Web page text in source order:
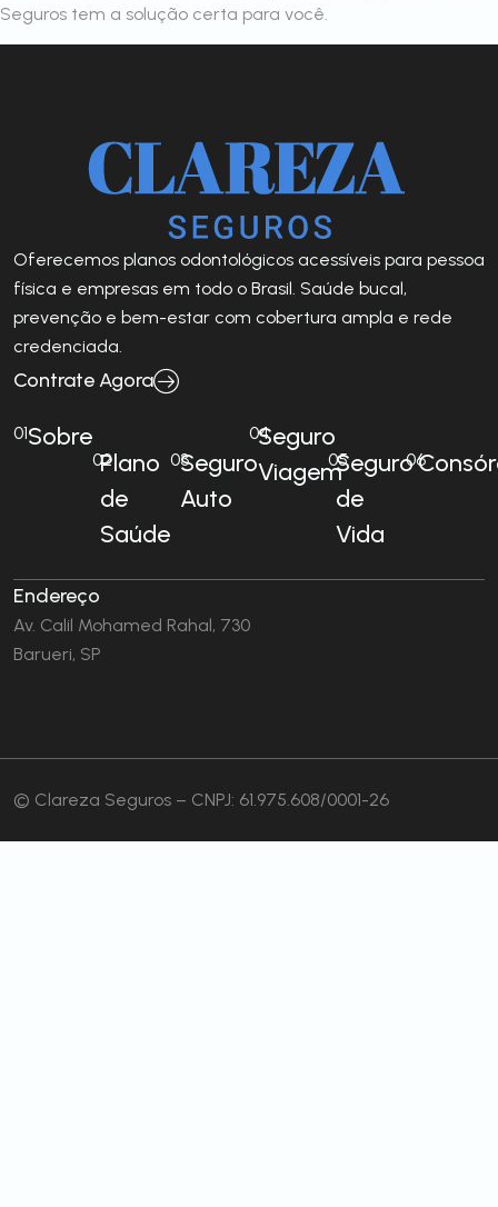
Seguros tem a solução certa para você.
Oferecemos planos odontológicos acessíveis para pessoa
física e empresas em todo o Brasil. Saúde bucal,
prevenção e bem-estar com cobertura ampla e rede
credenciada.
Contrate Agora
01Sobre
02Plano
de
Saúde
03Seguro
Auto
04Seguro
Viagem
05Seguro
de
Vida
06
Endereço
Av. Calil Mohamed Rahal, 730
Barueri, SP
© Clareza Seguros – CNPJ: 61.975.608/0001-26